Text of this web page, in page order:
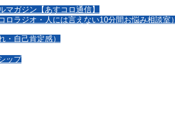
マガジン【あすコロ通信】
ロラジオ・人には言えない10分間お悩み相談室）
・自己肯定感）
ップ